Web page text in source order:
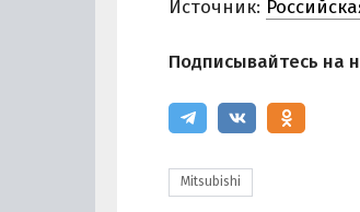
Источник:
Подписывайтесь на
Mitsubishi